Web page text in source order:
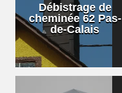
Débistrage de
cheminée 62 Pas-
de-Calais